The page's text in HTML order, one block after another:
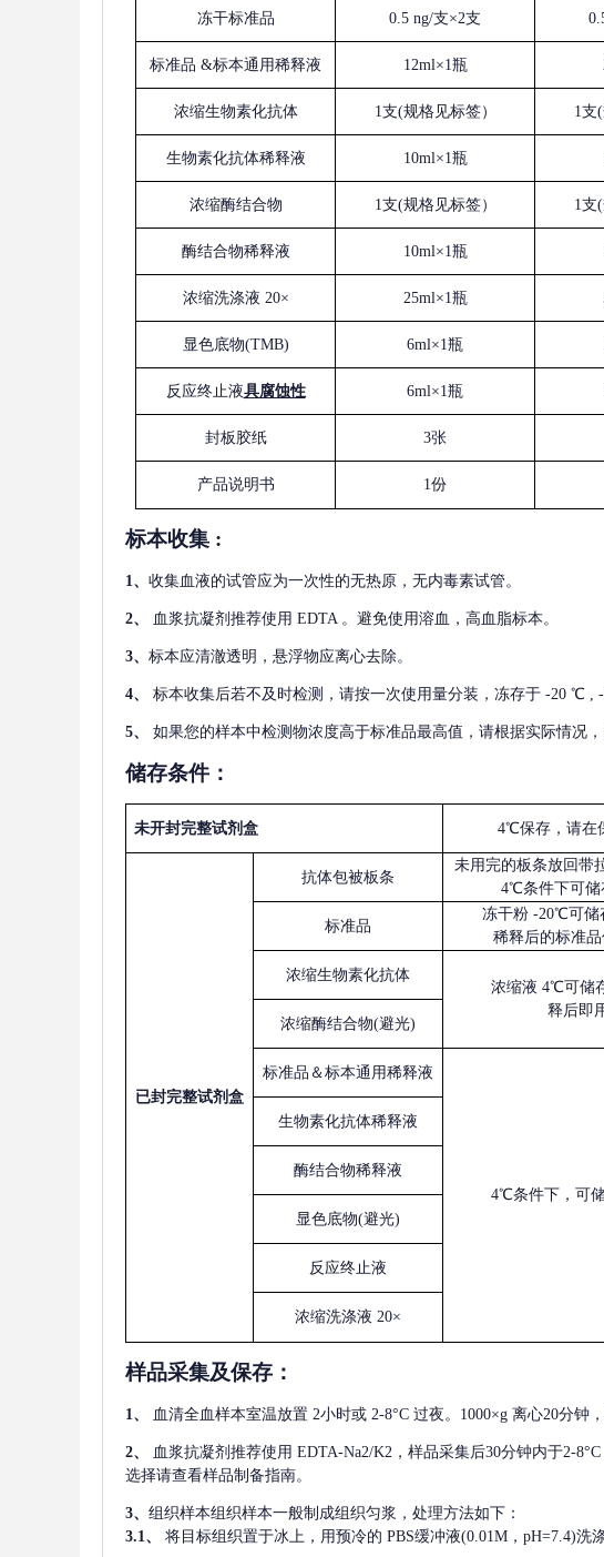
冻干标准品 0.5 ng/支×2支
标准品 &标本通用稀释液 12ml×1瓶
浓缩生物素化抗体 1支(规格见标签） 1支
生物素化抗体稀释液 10ml×1瓶
浓缩酶结合物 1支(规格见标签） 1支
酶结合物稀释液 10ml×1瓶
浓缩洗涤液 20× 25ml×1瓶
显色底物(TMB) 6ml×1瓶
反应终止液具腐蚀性 6ml×1瓶
封板胶纸 3张
产品说明书 1份
标本收集 :
1、 收集血液的试管应为一次性的无热原，无内毒素试管。
2、 血浆抗凝剂推荐使用 EDTA 。避免使用溶血，高血脂标本。
3、 标本应清澈透明，悬浮物应离心去除。
4、 标本收集后若不及时检测，请按一次使用量分装，冻存于 -20 ℃ , -
5、 如果您的样本中检测物浓度高于标准品最高值，请根据实际情况，
储存条件：
未开封完整试剂盒 4℃保存，请在
已封完整试剂盒
抗体包被板条
未用完的板条放回带
4℃条件下可储
标准品
冻干粉 -20℃可储
稀释后的标准
浓缩生物素化抗体
浓缩液 4℃可储
释后即
浓缩酶结合物(避光)
标准品＆标本通用稀释液
4℃条件下，可
生物素化抗体稀释液
酶结合物稀释液
显色底物(避光)
反应终止液
浓缩洗涤液 20×
样品采集及保存 ：
1、 血清全血样本室温放置 2小时或 2-8°C 过夜。1000×g 离心20分钟
2、 血浆抗凝剂推荐使用 EDTA-Na2/K2，样品采集后30分钟内于2-
选择请查看样品制备指南。
3、 组织样本组织样本一般制成组织匀浆，处理方法如下：
3.1、
将目标组织置于冰上，用预冷的 PBS缓冲液(0.01M，pH=7.4)洗